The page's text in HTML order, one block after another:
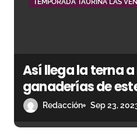
TEMPORADA TAURINA LAS
Así llega la terna
ganaderías de
Ventas
Redacción Sep 23,